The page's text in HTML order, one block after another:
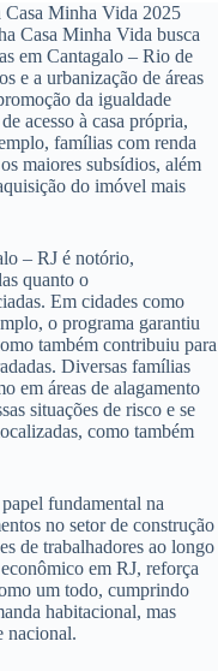
Casa Minha Vida 2025
Casa Minha Vida busca
em Cantagalo – Rio de
e a urbanização de áreas
da igualdade
acesso à casa própria,
famílias com renda
maiores subsídios, além
do imóvel mais
– RJ é notório,
quanto o
Em cidades como
o programa garantiu
também contribuiu para
Diversas famílias
em áreas de alagamento
situações de risco e se
como também
fundamental na
no setor de construção
de trabalhadores ao longo
em RJ, reforça
um todo, cumprindo
habitacional, mas
nacional.